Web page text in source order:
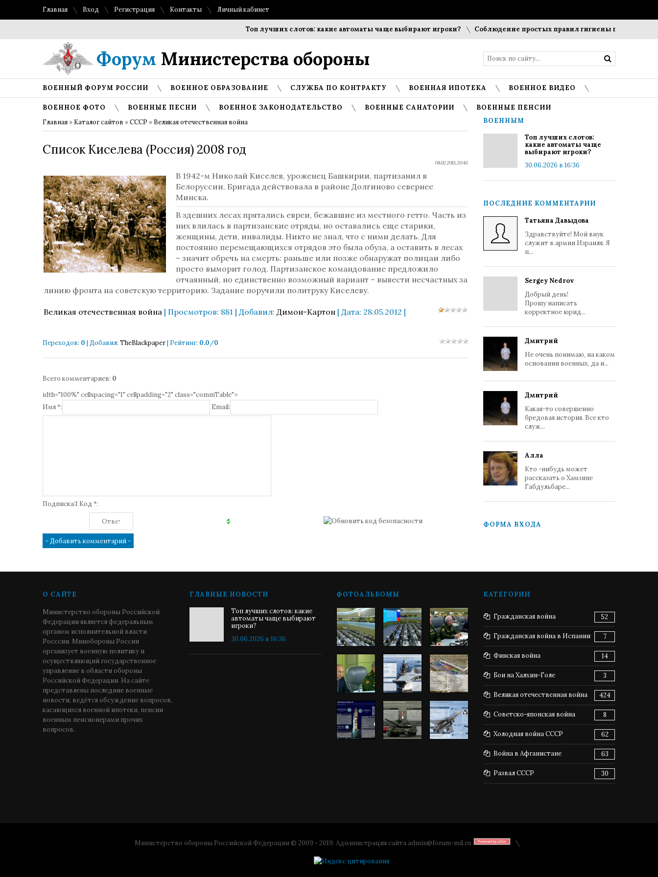
Главная Вход Регистрация Контакты Личный кабинет
Топ лучших слотов: какие автоматы чаще выбирают игроки? Соблюдение простых правил гигиены помогает
Форум Министерства обороны
ВОЕННЫЙ ФОРУМ РОССИИ ВОЕННОЕ ОБРАЗОВАНИЕ СЛУЖБА ПО КОНТРАКТУ ВОЕННАЯ ИПОТЕКА ВОЕННОЕ ВИДЕО
ВОЕННОЕ ФОТО ВОЕННЫЕ ПЕСНИ ВОЕННОЕ ЗАКОНОДАТЕЛЬСТВО ВОЕННЫЕ САНАТОРИИ
ВОЕННЫЕ ПЕНСИИ
Главная » Каталог сайтов »СССР » Великая отечественная война
Список Киселева (Россия) 2008 год
08.02.2013, 20:43
В 1942-м Николай Киселев, уроженец Башкирии, партизанил в
Белоруссии. Бригада действовала в районе Долгиново севернее
Минска.
В здешних лесах прятались евреи, бежавшие из местного гетто. Часть из
них влилась в партизанские отряды, но оставались еще старики,
женщины, дети, инвалиды. Никто не знал, что с ними делать. Для
постоянно перемещающихся отрядов это была обуза, а оставить в лесах
– значит обречь на смерть: раньше или позже обнаружат полицаи либо
просто выморит голод. Партизанское командование предложило
отчаянный, но единственно возможный вариант – вывести несчастных за
линию фронта на советскую территорию. Задание поручили политруку Киселеву.
Великая отечественная война | Просмотров: 881 | Добавил: Димон-Картон | Дата: 28.05.2012 |
Переходов: 0 | Добавил: TheBlackpaper| Рейтинг: 0.0/0
Всего комментариев: 0
idth="100%" cellspacing="1" cellpadding="2" class="commTable">
Имя *:
Email:
Подписка:1 Код *:
ВОЕННЫМ
Топ лучших слотов:
какие автоматы чаще
выбирают игроки?
30.06.2026 в 16:36
ПОСЛЕДНИЕ КОММЕНТАРИИ
Татьяна Давыдова
Здравствуйте! Мой внук
служит в армии Израиля. Я
п...
Sergey Nedrov
Добрый день!
Прошу написать
корректное юрид...
Дмитрий
Не очень понимаю, на каком
основании военных, да и...
Дмитрий
Какая-то совершенно
бредовая история. Все кто
служ...
Алла
Кто -нибудь может
рассказать о Хамзине
Габдульбаре...
ФОРМА ВХОДА
О САЙТЕ
Министерство обороны Российской
Федерации является федеральным
органом исполнительной власти
Росссии. Минобороны России
организует военную политику и
осуществляющий государственное
управление в области обороны
Российской Федерации. На сайте
представлены последние военные
новости, ведётся обсуждение вопросов,
касающихся военной ипотеки, пенсии
военным пенсионерами прочих
вопросов.
ГЛАВНЫЕ НОВОСТИ
Топ лучших слотов: какие
автоматы чаще выбирают
игроки?
30.06.2026 в 16:36
ФОТОАЛЬБОМЫ КАТЕГОРИИ
Гражданская война 52
Гражданская война в Испании 7
Финская война 14
Бои на Халхин-Голе 3
Великая отечественная война 424
Советско-японская война 8
Холодная война СССР 62
Война в Афганистане 63
Развал СССР 30
Министерство обороны Российской Федерации © 2009 - 2019. Администрация сайта admin@forum-mil.ru